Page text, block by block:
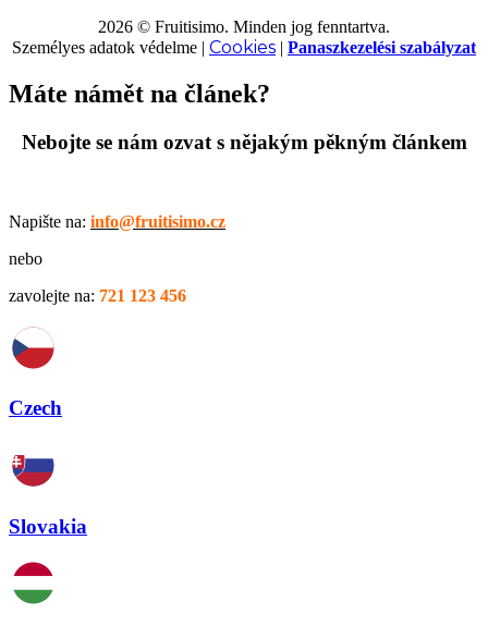
2026 © Fruitisimo. Minden jog fenntartva.
Személyes adatok védelme | Cookies | Panaszkezelési szabályzat
Máte námět na článek?
Nebojte se nám ozvat s nějakým pěkným článkem
Napište na: info@fruitisimo.cz
nebo
zavolejte na: 721 123 456
Czech
Slovakia